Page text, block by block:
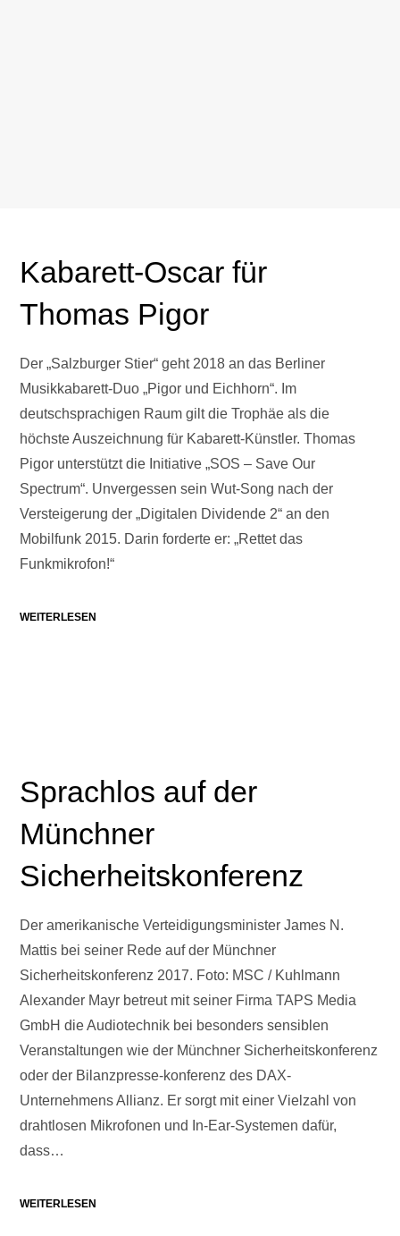
Kabarett-Oscar für
Thomas Pigor
Der „Salzburger Stier“ geht 2018 an das Berliner
Musikkabarett-Duo „Pigor und Eichhorn“. Im
deutschsprachigen Raum gilt die Trophäe als die
höchste Auszeichnung für Kabarett-Künstler. Thomas
Pigor unterstützt die Initiative „SOS – Save Our
Spectrum“. Unvergessen sein Wut-Song nach der
Versteigerung der „Digitalen Dividende 2“ an den
Mobilfunk 2015. Darin forderte er: „Rettet das
Funkmikrofon!“
WEITERLESEN
Sprachlos auf der
Münchner
Sicherheitskonferenz
Der amerikanische Verteidigungsminister James N.
Mattis bei seiner Rede auf der Münchner
Sicherheitskonferenz 2017. Foto: MSC / Kuhlmann
Alexander Mayr betreut mit seiner Firma TAPS Media
GmbH die Audiotechnik bei besonders sensiblen
Veranstaltungen wie der Münchner Sicherheitskonferenz
oder der Bilanzpresse-konferenz des DAX-
Unternehmens Allianz. Er sorgt mit einer Vielzahl von
drahtlosen Mikrofonen und In-Ear-Systemen dafür,
dass…
WEITERLESEN